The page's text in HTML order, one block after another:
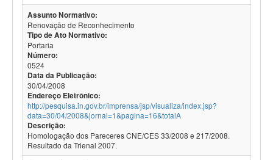
Assunto Normativo:
Renovação de Reconhecimento
Tipo de Ato Normativo:
Portaria
Número:
0524
Data da Publicação:
30/04/2008
Endereço Eletrônico:
http://pesquisa.in.gov.br/imprensa/jsp/visualiza/index.jsp?
data=30/04/2008&jornal=1&pagina=16&totalA
Descrição:
Homologação dos Pareceres CNE/CES 33/2008 e 217/2008.
Resultado da Trienal 2007.